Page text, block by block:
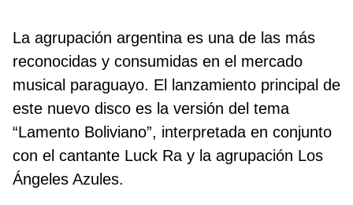
La agrupación argentina es una de las más
reconocidas y consumidas en el mercado
musical paraguayo. El lanzamiento principal de
este nuevo disco es la versión del tema
“Lamento Boliviano”, interpretada en conjunto
con el cantante Luck Ra y la agrupación Los
Ángeles Azules.